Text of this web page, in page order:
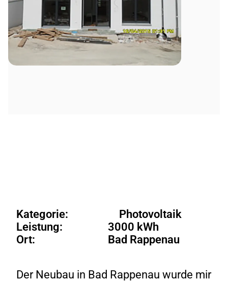
Kategorie:
Photovoltaik
Leistung:
3000 kWh
Ort:
Bad Rappenau
Der Neubau in Bad Rappenau wurde mir